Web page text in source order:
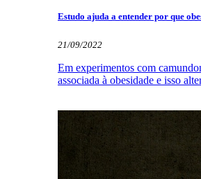
Estudo ajuda a entender por que
21/09/2022
Em experimentos com
associada à obesidade e isso